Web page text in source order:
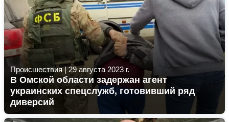
Происшествия|29 августа 2023 г.
В Омской области задержан агент
украинских спецслужб, готовивший ряд
диверсий